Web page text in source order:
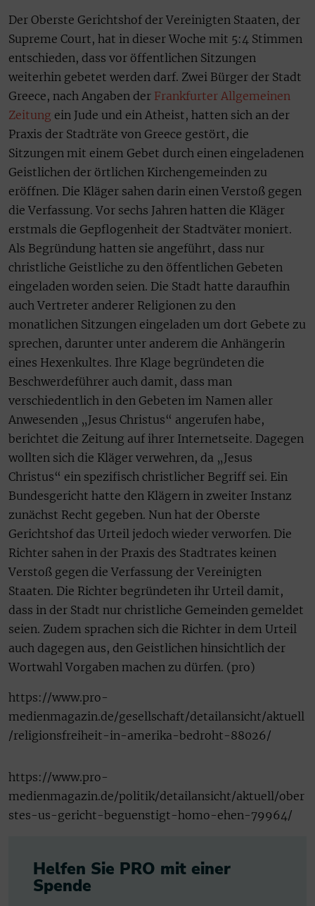
Der Oberste Gerichtshof der Vereinigten Staaten, der
Supreme Court, hat in dieser Woche mit 5:4 Stimmen
entschieden, dass vor öffentlichen Sitzungen
weiterhin gebetet werden darf. Zwei Bürger der Stadt
Greece, nach Angaben der Frankfurter Allgemeinen
Zeitung ein Jude und ein Atheist, hatten sich an der
Praxis der Stadträte von Greece gestört, die
Sitzungen mit einem Gebet durch einen eingeladenen
Geistlichen der örtlichen Kirchengemeinden zu
eröffnen. Die Kläger sahen darin einen Verstoß gegen
die Verfassung. Vor sechs Jahren hatten die Kläger
erstmals die Gepflogenheit der Stadtväter moniert.
Als Begründung hatten sie angeführt, dass nur
christliche Geistliche zu den öffentlichen Gebeten
eingeladen worden seien. Die Stadt hatte daraufhin
auch Vertreter anderer Religionen zu den
monatlichen Sitzungen eingeladen um dort Gebete zu
sprechen, darunter unter anderem die Anhängerin
eines Hexenkultes. Ihre Klage begründeten die
Beschwerdeführer auch damit, dass man
verschiedentlich in den Gebeten im Namen aller
Anwesenden „Jesus Christus“ angerufen habe,
berichtet die Zeitung auf ihrer Internetseite. Dagegen
wollten sich die Kläger verwehren, da „Jesus
Christus“ ein spezifisch christlicher Begriff sei. Ein
Bundesgericht hatte den Klägern in zweiter Instanz
zunächst Recht gegeben. Nun hat der Oberste
Gerichtshof das Urteil jedoch wieder verworfen. Die
Richter sahen in der Praxis des Stadtrates keinen
Verstoß gegen die Verfassung der Vereinigten
Staaten. Die Richter begründeten ihr Urteil damit,
dass in der Stadt nur christliche Gemeinden gemeldet
seien. Zudem sprachen sich die Richter in dem Urteil
auch dagegen aus, den Geistlichen hinsichtlich der
Wortwahl Vorgaben machen zu dürfen. (pro)
https://www.pro-
medienmagazin.de/gesellschaft/detailansicht/aktuell
/religionsfreiheit-in-amerika-bedroht-88026/
https://www.pro-
medienmagazin.de/politik/detailansicht/aktuell/ober
stes-us-gericht-beguenstigt-homo-ehen-79964/
Helfen Sie PRO mit einer
Spende